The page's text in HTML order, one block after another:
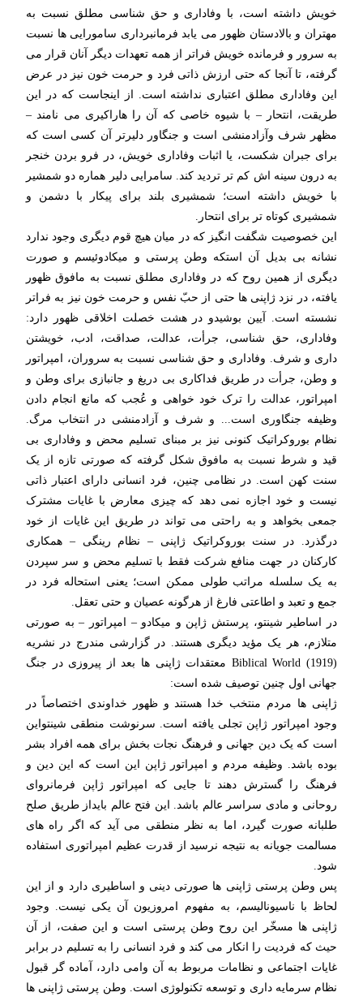
خویش داشته است، با وفاداری و حق شناسی مطلق نسبت به
مهتران و بالادستان ظهور می یابد فرمانبرداری سامورایی ها نسبت
به سرور و فرمانده خویش فراتر از همه تعهدات دیگر آنان قرار می
گرفته، تا آنجا که حتی ارزش ذاتی فرد و حرمت خون نیز در عرض
این وفاداری مطلق اعتباری نداشته است. از اینجاست که در این
طریقت، انتحار – با شیوه خاصی که آن را هاراکیری می نامند –
مظهر شرف وآزادمنشی است و جنگاور دلیرتر آن کسی است که
برای جبران شکست، یا اثبات وفاداری خویش، در فرو بردن خنجر
به درون سینه اش کم تر تردید کند. سامرایی دلیر هماره دو شمشیر
با خویش داشته است؛ شمشیری بلند برای پیکار با دشمن و
شمشیری کوتاه تر برای انتحار.
این خصوصیت شگفت انگیز که در میان هیچ قوم دیگری وجود ندارد
نشانه بی بدیل آن استکه وطن پرستی و میکادوئیسم و صورت
دیگری از همین روح که در وفاداری مطلق نسبت به مافوق ظهور
یافته، در نزد ژاپنی ها حتی از حبّ نفس و حرمت خون نیز به فراتر
نشسته است. آیین بوشیدو در هشت خصلت اخلاقی ظهور دارد:
وفاداری، حق شناسی، جرأت، عدالت، صداقت، ادب، خویشتن
داری و شرف. وفاداری و حق شناسی نسبت به سروران، امپراتور
و وطن، جرأت در طریق فداکاری بی دریغ و جانبازی برای وطن و
امپراتور، عدالت را ترک خود خواهی و عُجب که مانع انجام دادن
وظیفه جنگاوری است... و شرف و آزادمنشی در انتخاب مرگ.
نظام بوروکراتیک کنونی نیز بر مبنای تسلیم محض و وفاداری بی
قید و شرط نسبت به مافوق شکل گرفته که صورتی تازه از یک
سنت کهن است. در نظامی چنین، فرد انسانی دارای اعتبار ذاتی
نیست و خود اجازه نمی دهد که چیزی معارض با غایات مشترک
جمعی بخواهد و به راحتی می تواند در طریق این غایات از خود
درگذرد. در سنت بوروکراتیک ژاپنی – نظام رینگی – همکاری
کارکنان در جهت منافع شرکت فقط با تسلیم محض و سر سپردن
به یک سلسله مراتب طولی ممکن است؛ یعنی استحاله فرد در
جمع و تعبد و اطاعتی فارغ از هرگونه عصیان و حتی تعقل.
در اساطیر شینتو، پرستش ژاپن و میکادو – امپراتور – به صورتی
متلازم، هر یک مؤید دیگری هستند. در گزارشی مندرج در نشریه
(Biblical World (1919 معتقدات ژاپنی ها بعد از پیروزی در جنگ
جهانی اول چنین توصیف شده است:
ژاپنی ها مردم منتخب خدا هستند و ظهور خداوندی اختصاصاً در
وجود امپراتور ژاپن تجلی یافته است. سرنوشت منطقی شینتواین
است که یک دین جهانی و فرهنگ نجات بخش برای همه افراد بشر
بوده باشد. وظیفه مردم و امپراتور ژاپن این است که این دین و
فرهنگ را گسترش دهند تا جایی که امپراتور ژاپن فرمانروای
روحانی و مادی سراسر عالم باشد. این فتح عالم بایداز طریق صلح
طلبانه صورت گیرد، اما به نظر منطقی می آید که اگر راه های
مسالمت جویانه به نتیجه نرسید از قدرت عظیم امپراتوری استفاده
شود.
پس وطن پرستی ژاپنی ها صورتی دینی و اساطیری دارد و از این
لحاظ با ناسیونالیسم، به مفهوم امروزیون آن یکی نیست. وجود
ژاپنی ها مسخّر این روح وطن پرستی است و این صفت، از آن
حیث که فردیت را انکار می کند و فرد انسانی را به تسلیم در برابر
غایات اجتماعی و نظامات مربوط به آن وامی دارد، آماده گر قبول
نظام سرمایه داری و توسعه تکنولوژی است. وطن پرستی ژاپنی ها